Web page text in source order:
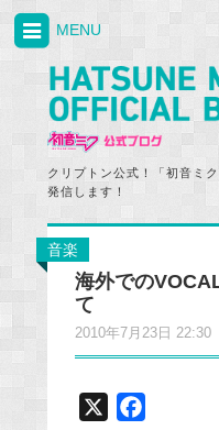
クリプトン公式！「初音ミ
発信します！
MENU
音楽
海外での
て
2010年7月23日 22:30